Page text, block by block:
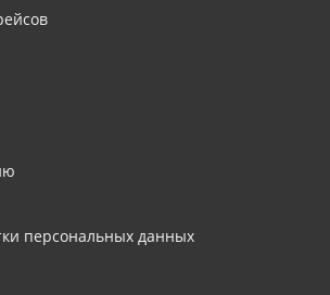
персональных данных